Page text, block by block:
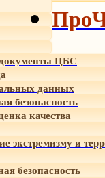
ЦБС
данных
безопасность
качества
экстремизму и
безопасность